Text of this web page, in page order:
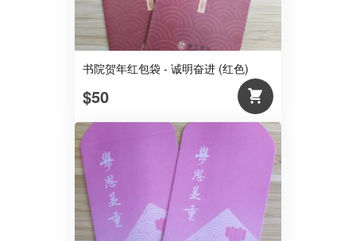
书院贺年红包袋 - 诚明奋进 (红色)
$50